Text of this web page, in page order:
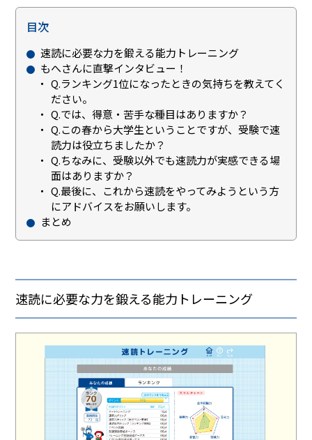
目次
速読に必要な力を鍛える能力トレーニング
もへさんに直撃インタビュー！
Q.ランキング1位になったときの気持ちを教えてく
ださい。
Q.では、得意・苦手な種目はありますか？
Q.この春から大学生ということですが、受験で速
読力は役立ちましたか？
Q.ちなみに、受験以外でも速読力が実感できる場
面はありますか？
Q.最後に、これから速読をやってみようという方
にアドバイスをお願いします。
まとめ
速読に必要な力を鍛える能力トレーニング